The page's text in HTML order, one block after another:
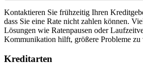
Kontaktieren Sie frühzeitig Ihren
dass Sie eine Rate nicht zahlen können.
Lösungen wie Ratenpausen oder
Kommunikation hilft, größere Probleme zu
Kreditarten